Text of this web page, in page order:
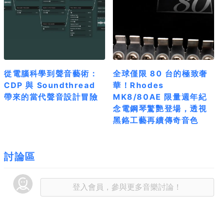
從電腦科學到聲音藝術：
CDP 與 Soundthread
帶來的當代聲音設計冒險
全球僅限 80 台的極致奢
華！Rhodes
MK8/80AE 限量週年紀
念電鋼琴驚艷登場，透視
黑鉻工藝再續傳奇音色
討論區